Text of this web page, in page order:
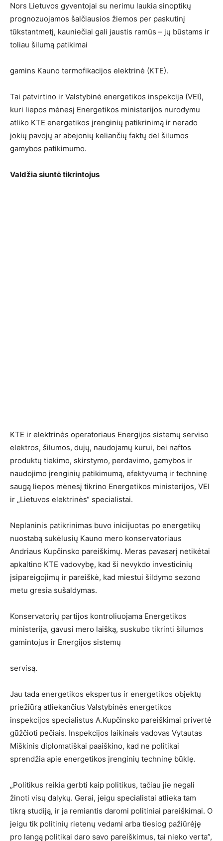
Nors Lietuvos gyventojai su nerimu laukia sinoptikų
prognozuojamos šalčiausios žiemos per paskutinį
tūkstantmetį, kauniečiai gali jaustis ramūs – jų būstams ir
toliau šilumą patikimai
gamins Kauno termofikacijos elektrinė (KTE).
Tai patvirtino ir Valstybinė energetikos inspekcija (VEI),
kuri liepos mėnesį Energetikos ministerijos nurodymu
atliko KTE energetikos įrenginių patikrinimą ir nerado
jokių pavojų ar abejonių keliančių faktų dėl šilumos
gamybos patikimumo.
Valdžia siuntė tikrintojus
KTE ir elektrinės operatoriaus Energijos sistemų serviso
elektros, šilumos, dujų, naudojamų kurui, bei naftos
produktų tiekimo, skirstymo, perdavimo, gamybos ir
naudojimo įrenginių patikimumą, efektyvumą ir techninę
saugą liepos mėnesį tikrino Energetikos ministerijos, VEI
ir „Lietuvos elektrinės“ specialistai.
Neplaninis patikrinimas buvo inicijuotas po energetikų
nuostabą sukėlusių Kauno mero konservatoriaus
Andriaus Kupčinsko pareiškimų. Meras pavasarį netikėtai
apkaltino KTE vadovybę, kad ši nevykdo investicinių
įsipareigojimų ir pareiškė, kad miestui šildymo sezono
metu gresia sušaldymas.
Konservatorių partijos kontroliuojama Energetikos
ministerija, gavusi mero laišką, suskubo tikrinti šilumos
gamintojus ir Energijos sistemų
servisą.
Jau tada energetikos ekspertus ir energetikos objektų
priežiūrą atliekančius Valstybinės energetikos
inspekcijos specialistus A.Kupčinsko pareiškimai privertė
gūžčioti pečiais. Inspekcijos laikinais vadovas Vytautas
Miškinis diplomatiškai paaiškino, kad ne politikai
sprendžia apie energetikos įrenginių techninę būklę.
„Politikus reikia gerbti kaip politikus, tačiau jie negali
žinoti visų dalykų. Gerai, jeigu specialistai atlieka tam
tikrą studiją, ir ja remiantis daromi politiniai pareiškimai. O
jeigu tik politinių rietenų vedami arba tiesiog pažiūrėję
pro langą politikai daro savo pareiškimus, tai nieko verta”,